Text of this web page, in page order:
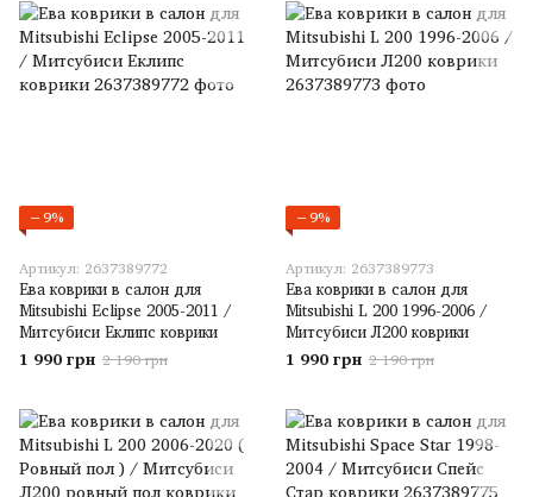
−9%
Артикул: 2637389772
Ева коврики в салон для
Mitsubishi Eclipse 2005-2011 /
Митсубиси Еклипс коврики
1 990 грн 2 190 грн
−9%
Артикул: 2637389773
Ева коврики в салон для
Mitsubishi L 200 1996-2006 /
Митсубиси Л200 коврики
1 990 грн 2 190 грн